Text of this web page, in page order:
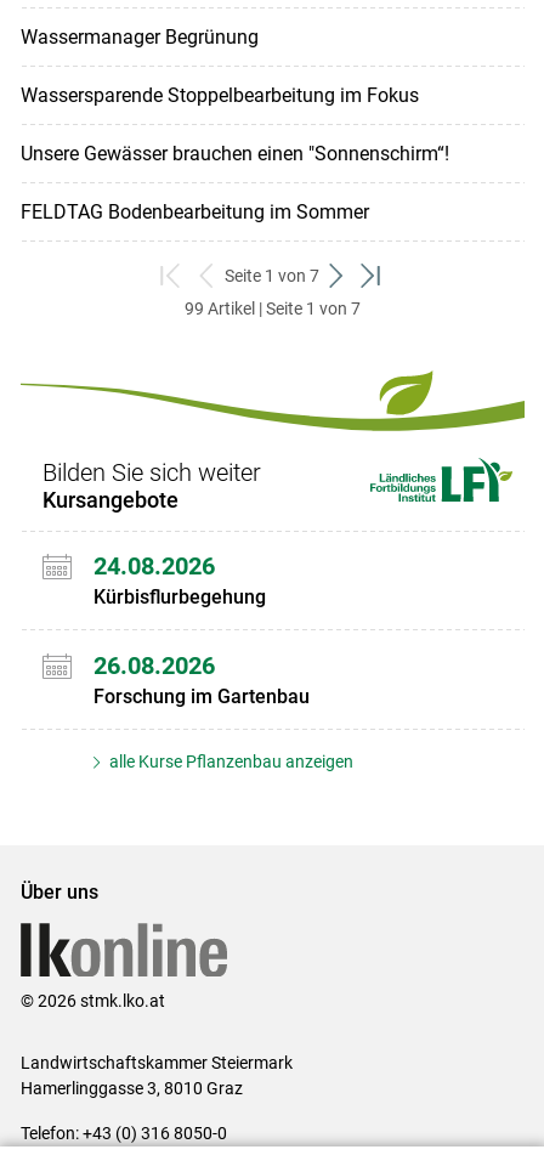
Wassermanager Begrünung
Wassersparende Stoppelbearbeitung im Fokus
Unsere Gewässer brauchen einen "Sonnenschirm“!
FELDTAG Bodenbearbeitung im Sommer
zum
ersten
zurück
zum
Seite 1 von 7
weiter
zum
zum
99 Artikel | Seite 1 von 7
Bilden Sie sich weiter
Kursangebote
24.08.2026
Kürbisflurbegehung
26.08.2026
Forschung im Gartenbau
alle Kurse Pflanzenbau anzeigen
Über uns
© 2026 stmk.lko.at
Landwirtschaftskammer Steiermark
Hamerlinggasse 3, 8010 Graz
Telefon: +43 (0) 316 8050-0